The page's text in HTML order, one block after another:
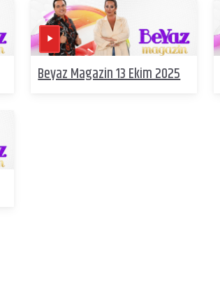
Beyaz Magazin 13 Ekim 2025